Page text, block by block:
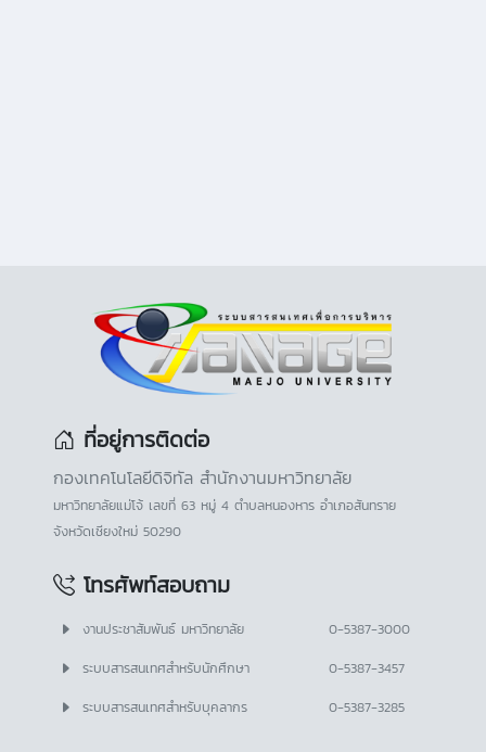
ที่อยู่การติดต่อ
กองเทคโนโลยีดิจิทัล สำนักงานมหาวิทยาลัย
มหาวิทยาลัยแม่โจ้ เลขที่ 63 หมู่ 4 ตำบลหนองหาร อำเภอสันทราย
จังหวัดเชียงใหม่ 50290
โทรศัพท์สอบถาม
งานประชาสัมพันธ์ มหาวิทยาลัย
0-5387-3000
ระบบสารสนเทศสำหรับนักศึกษา
0-5387-3457
ระบบสารสนเทศสำหรับบุคลากร
0-5387-3285